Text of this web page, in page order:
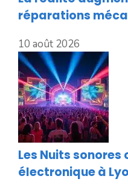
réparations
10 août 2026
Les Nuits
électronique à